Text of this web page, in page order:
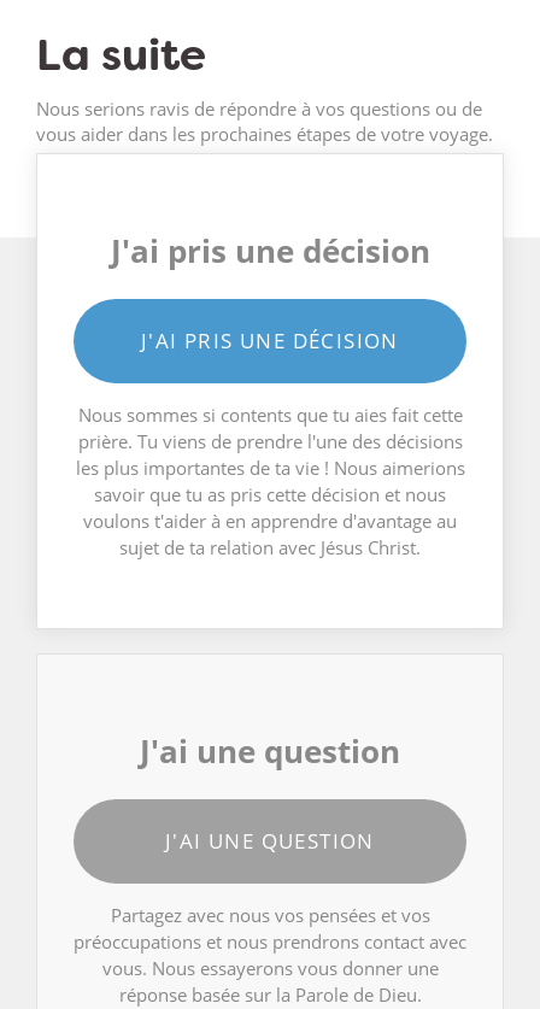
La suite
Nous serions ravis de répondre à vos questions ou de
vous aider dans les prochaines étapes de votre voyage.
J'ai pris une décision
J'AI PRIS UNE DÉCISION
Nous sommes si contents que tu aies fait cette
prière. Tu viens de prendre l'une des décisions
les plus importantes de ta vie ! Nous aimerions
savoir que tu as pris cette décision et nous
voulons t'aider à en apprendre d'avantage au
sujet de ta relation avec Jésus Christ.
J'ai une question
J'AI UNE QUESTION
Partagez avec nous vos pensées et vos
préoccupations et nous prendrons contact avec
vous. Nous essayerons vous donner une
réponse basée sur la Parole de Dieu.